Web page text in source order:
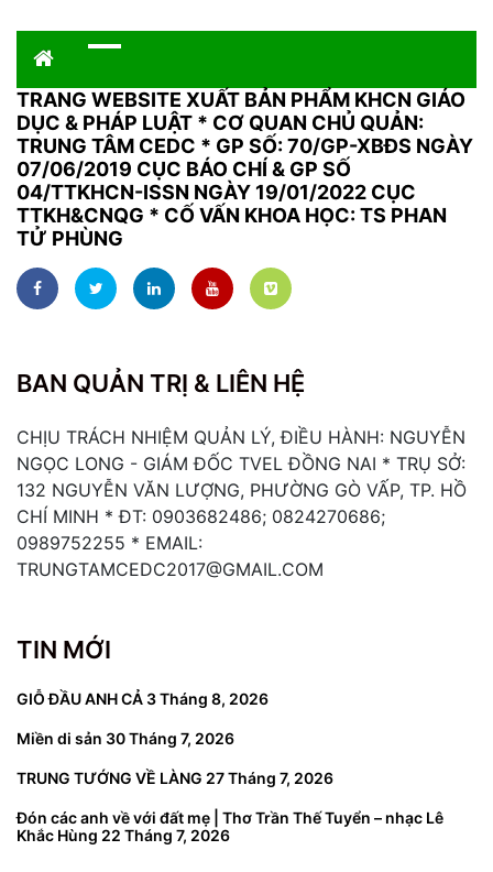
TRANG WEBSITE XUẤT BẢN PHẨM KHCN GIÁO
DỤC & PHÁP LUẬT * CƠ QUAN CHỦ QUẢN:
TRUNG TÂM CEDC * GP SỐ: 70/GP-XBĐS NGÀY
07/06/2019 CỤC BÁO CHÍ & GP SỐ
04/TTKHCN-ISSN NGÀY 19/01/2022 CỤC
TTKH&CNQG * CỐ VẤN KHOA HỌC: TS PHAN
TỬ PHÙNG
BAN QUẢN TRỊ & LIÊN HỆ
CHỊU TRÁCH NHIỆM QUẢN LÝ, ĐIỀU HÀNH: NGUYỄN
NGỌC LONG - GIÁM ĐỐC TVEL ĐỒNG NAI * TRỤ SỞ:
132 NGUYỄN VĂN LƯỢNG, PHƯỜNG GÒ VẤP, TP. HỒ
CHÍ MINH * ĐT: 0903682486; 0824270686;
0989752255 * EMAIL:
TRUNGTAMCEDC2017@GMAIL.COM
TIN MỚI
GIỖ ĐẦU ANH CẢ 3 Tháng 8, 2026
Miền di sản 30 Tháng 7, 2026
TRUNG TƯỚNG VỀ LÀNG 27 Tháng 7, 2026
Đón các anh về với đất mẹ | Thơ Trần Thế Tuyển – nhạc Lê
Khắc Hùng 22 Tháng 7, 2026